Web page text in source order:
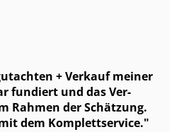
+ Verkauf meiner
fundiert und das Ver­
Rahmen der Schätzung.
dem Komplettservice.